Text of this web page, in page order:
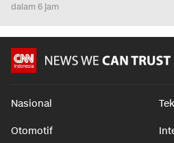
dalam 6 jam
Nasional
Otomotif